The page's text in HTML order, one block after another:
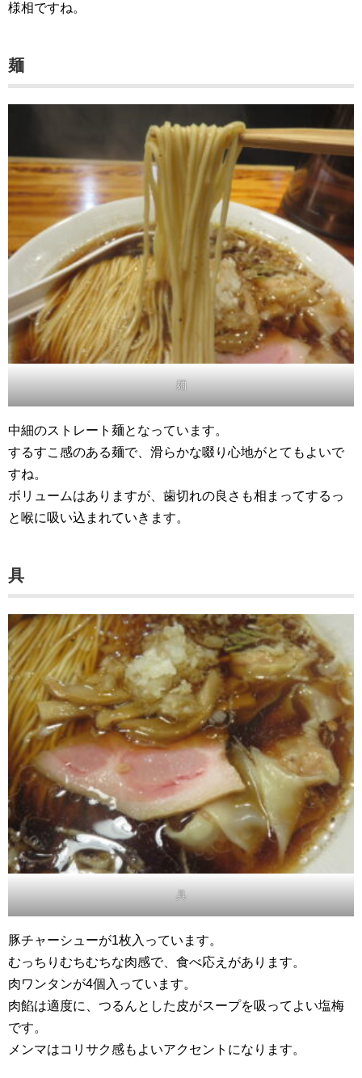
様相ですね。
麺
麺
中細のストレート麺となっています。
するすこ感のある麺で、滑らかな啜り心地がとてもよいで
すね。
ボリュームはありますが、歯切れの良さも相まってするっ
と喉に吸い込まれていきます。
具
具
豚チャーシューが1枚入っています。
むっちりむちむちな肉感で、食べ応えがあります。
肉ワンタンが4個入っています。
肉餡は適度に、つるんとした皮がスープを吸ってよい塩梅
です。
メンマはコリサク感もよいアクセントになります。